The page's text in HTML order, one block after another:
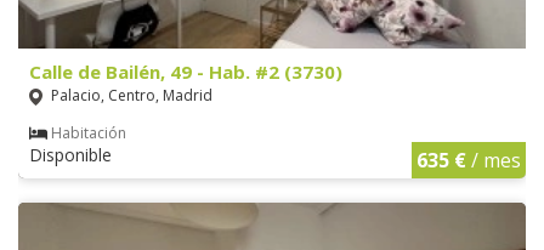
Calle de Bailén, 49 - Hab. #2 (3730)
Palacio, Centro, Madrid
Habitación
Disponible 635 €/ mes